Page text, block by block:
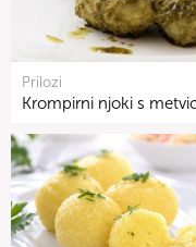
Prilozi
Krompirni njoki s